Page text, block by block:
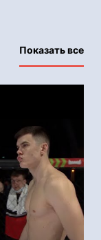
Показать все